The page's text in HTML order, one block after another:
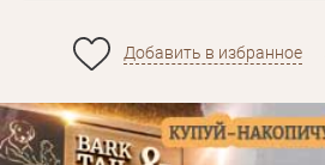
Добавить в избранное
Личные данные